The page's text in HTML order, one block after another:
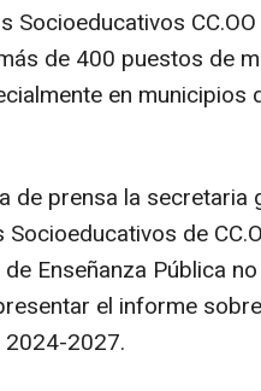
Socioeducativos
de 400 puestos de
en municipios
de prensa la secretaria
de
Enseñanza Pública no
el informe
2024-2027.